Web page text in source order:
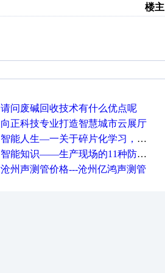
楼主
请问废碱回收技术有什么优点呢
向正科技专业打造智慧城市云展厅
智能人生—一关于碎片化学习，看这一篇就够了！
智能知识——生产现场的11种防错！(1)
沧州声测管价格---沧州亿鸿声测管​